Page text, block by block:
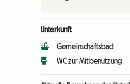
Unterkunft
Gemeinschaftsbad
WC zur Mitbenutzung